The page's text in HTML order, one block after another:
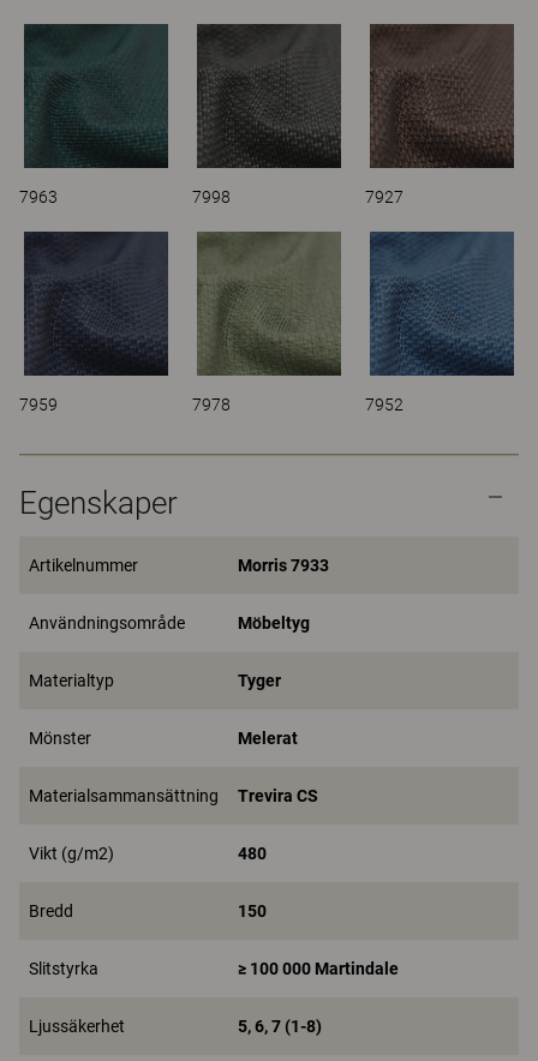
7963 7998 7927
7959 7978 7952
Egenskaper
Artikelnummer Morris 7933
Användningsområde Möbeltyg
Materialtyp Tyger
Mönster Melerat
Materialsammansättning Trevira CS
Vikt (g/m2) 480
Bredd 150
Slitstyrka ≥ 100 000 Martindale
Ljussäkerhet 5, 6, 7 (1-8)